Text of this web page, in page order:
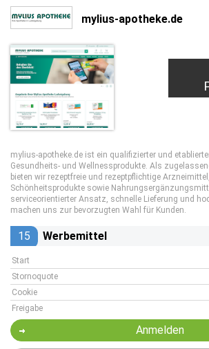
mylius-apotheke.de
mylius-apotheke.de ist ein qualifizierter und
Gesundheits- und Wellnessprodukte. Als
bieten wir rezeptfreie und rezeptpflichtige
Schönheitsprodukte sowie
serviceorientierter Ansatz, schnelle Lieferung und
machen uns zur bevorzugten Wahl für Kunden.
15 Werbemittel
Start
Stornoquote
Cookie
Freigabe
Anmelden